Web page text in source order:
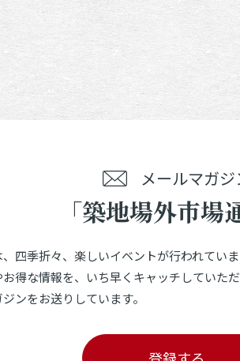
メールマガジ
「築地場外市場
四季折々、楽しいイベントが行われていま
得な情報を、いち早くキャッチしていた
ンをお送りしています。